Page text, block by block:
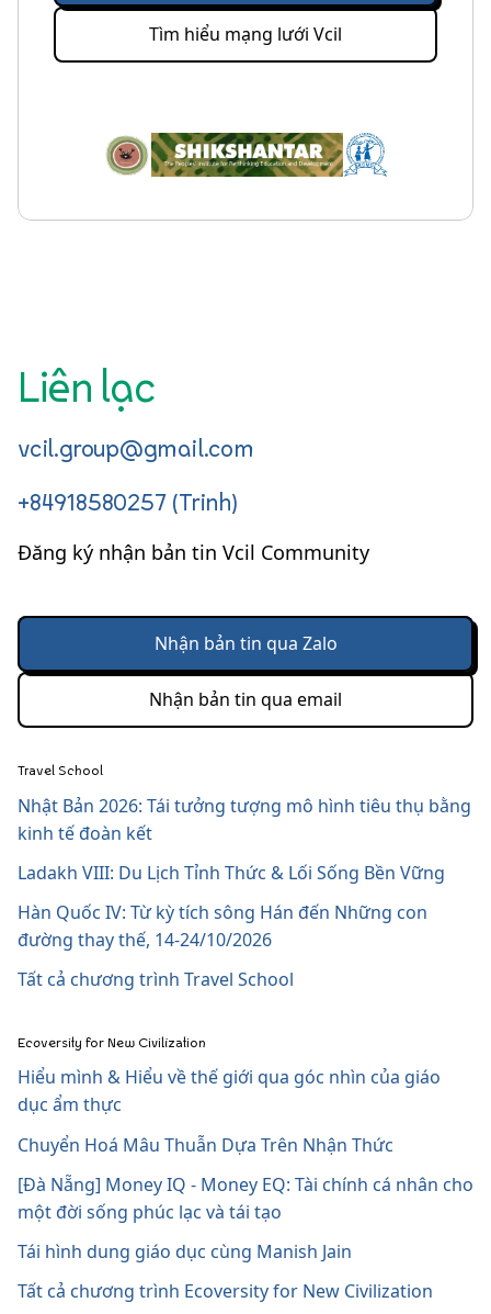
Tìm hiểu mạng lưới Vcil
Liên lạc
vcil.group@gmail.com
+84918580257 (Trinh)
Đăng ký nhận bản tin Vcil Community
Nhận bản tin qua Zalo
Nhận bản tin qua email
Travel School
Nhật Bản 2026: Tái tưởng tượng mô hình tiêu thụ bằng
kinh tế đoàn kết
Ladakh VIII: Du Lịch Tỉnh Thức & Lối Sống Bền Vững
Hàn Quốc IV: Từ kỳ tích sông Hán đến Những con
đường thay thế, 14-24/10/2026
Tất cả chương trình Travel School
Ecoversity for New Civilization
Hiểu mình & Hiểu về thế giới qua góc nhìn của giáo
dục ẩm thực
Chuyển Hoá Mâu Thuẫn Dựa Trên Nhận Thức
[Đà Nẵng] Money IQ - Money EQ: Tài chính cá nhân cho
một đời sống phúc lạc và tái tạo
Tái hình dung giáo dục cùng Manish Jain
Tất cả chương trình Ecoversity for New Civilization